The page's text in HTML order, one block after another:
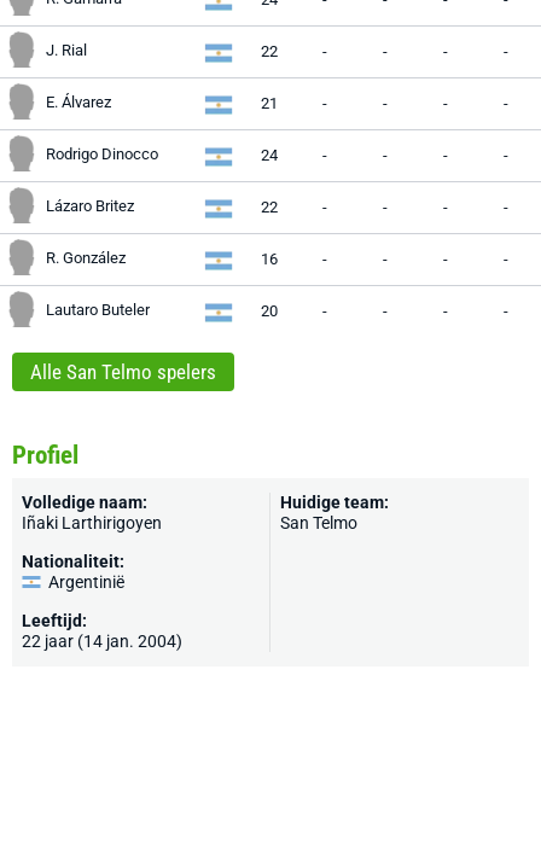
J. Rial 22 - - - -
E. Álvarez 21 - - - -
Rodrigo Dinocco 24 - - - -
Lázaro Britez 22 - - - -
R. González 16 - - - -
Lautaro Buteler 20 - - - -
Alle San Telmo spelers
Profiel
Volledige naam:
Iñaki Larthirigoyen
Nationaliteit:
Argentinië
Leeftijd:
22 jaar (14 jan. 2004)
Huidige team:
San Telmo